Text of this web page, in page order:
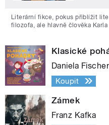
Literární fikce, pokus přiblížit
filozofa, ale hlavně člověka
Klasické
Daniela
Koupit
Zámek
Franz Kafka